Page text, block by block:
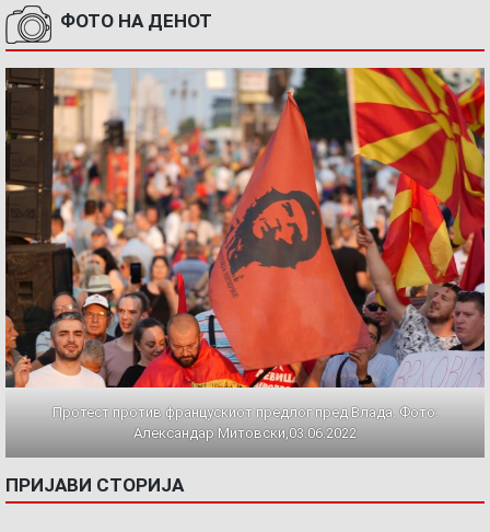
ФОТО НА ДЕНОТ
Протест против францускиот предлог пред Влада. Фото:
Александар Митовски,03.06.2022
ПРИЈАВИ СТОРИЈА